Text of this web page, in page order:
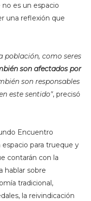
es un espacio
una reflexión que
población, como seres
son afectados por
son responsables
este sentido", precisó
Encuentro
para trueque y
contarán con la
hablar sobre
tradicional,
la reivindicación